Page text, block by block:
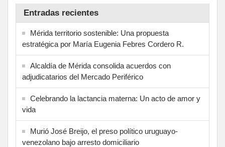
Entradas recientes
Mérida territorio sostenible: Una propuesta
estratégica por María Eugenia Febres Cordero R.
Alcaldía de Mérida consolida acuerdos con
adjudicatarios del Mercado Periférico
Celebrando la lactancia materna: Un acto de amor y
vida
Murió José Breijo, el preso político uruguayo-
venezolano bajo arresto domiciliario